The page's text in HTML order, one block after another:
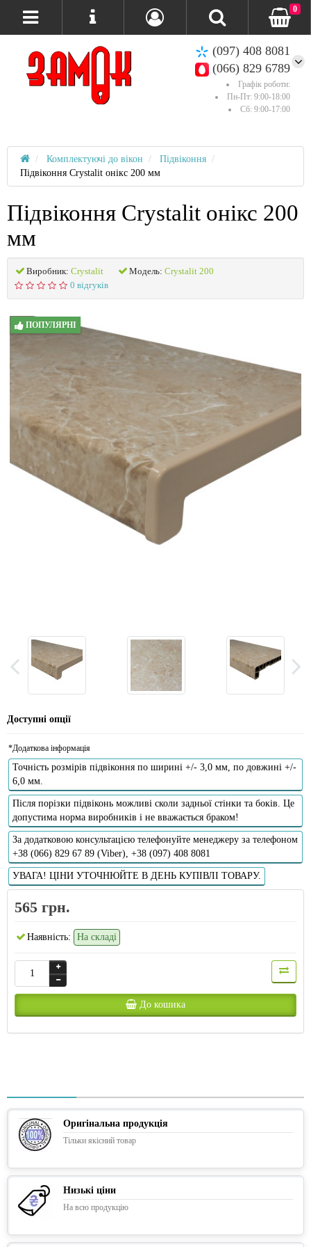
(097) 408 8081
(066) 829 6789
Графік роботи:
Пн-Пт: 9:00-18:00
Сб: 9:00-17:00
0
Комплектуючі до вікон
Підвіконня
Підвіконня Crystalit онікс 200 мм
Підвіконня Crystalit онікс 200
мм
Виробник: Crystalit Модель: Crystalit 200
0 відгуків
ПОПУЛЯРНІ
Доступні опції
*Додаткова інформація
Точність розмірів підвіконня по ширині +/- 3,0 мм, по довжині +/-
6,0 мм.
Після порізки підвіконь можливі сколи задньої стінки та боків. Це
допустима норма виробників і не вважається браком!
За додатковою консультацією телефонуйте менеджеру за телефоном
+38 (066) 829 67 89 (Viber), +38 (097) 408 8081
УВАГА! ЦІНИ УТОЧНЮЙТЕ В ДЕНЬ КУПІВЛІ ТОВАРУ.
565 грн.
Наявність: На складі
До кошика
Оригінальна продукція
Тільки якісний товар
Низькі ціни
На всю продукцію